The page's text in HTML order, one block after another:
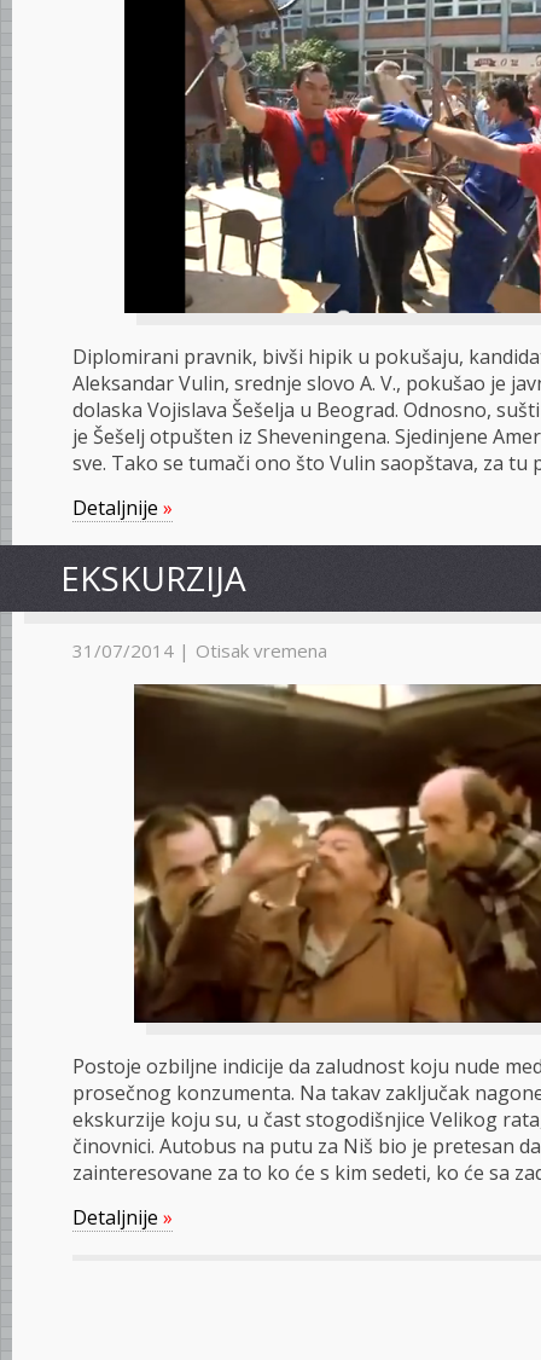
Diplomirani pravnik, bivši hipik u pokušaju,
Aleksandar Vulin, srednje slovo A. V., pokušao je
dolaska Vojislava Šešelja u Beograd. Odnosno,
je Šešelj otpušten iz Sheveningena. Sjedinjene
sve. Tako se tumači ono što Vulin saopštava, za tu
Detaljnije »
EKSKURZIJA
31/07/2014 | Otisak vremena
Postoje ozbiljne indicije da zaludnost koju nude
prosečnog konzumenta. Na takav zaključak
ekskurzije koju su, u čast stogodišnjice Velikog
činovnici. Autobus na putu za Niš bio je pretesan
zainteresovane za to ko će s kim sedeti, ko će sa
Detaljnije »